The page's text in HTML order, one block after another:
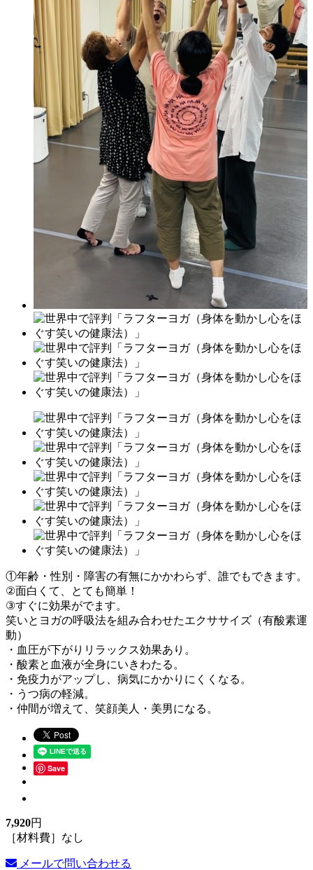
①年齢・性別・障害の有無にかかわらず、誰でもできます。
②面白くて、とても簡単！
③すぐに効果がでます。
笑いとヨガの呼吸法を組み合わせたエクササイズ（有酸素運
動）
・血圧が下がりリラックス効果あり。
・酸素と血液が全身にいきわたる。
・免疫力がアップし、病気にかかりにくくなる。
・うつ病の軽減。
・仲間が増えて、笑顔美人・美男になる。
Save
7,920円
［材料費］なし
メールで問い合わせる